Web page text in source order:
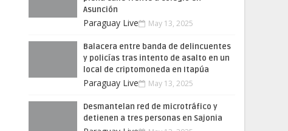
Asunción
Paraguay Live May 13, 2025
Balacera entre banda de delincuentes
y policías tras intento de asalto en un
local de criptomoneda en Itapúa
Paraguay Live May 13, 2025
Desmantelan red de microtráfico y
detienen a tres personas en Sajonia